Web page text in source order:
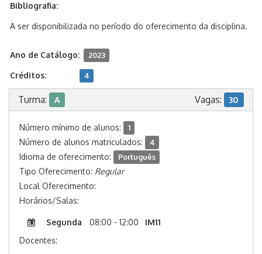
Bibliografia:
A ser disponibilizada no período do oferecimento da disciplina.
Ano de Catálogo: 2023
Créditos: 4
Turma: A Vagas: 30
Número mínimo de alunos: 1
Número de alunos matriculados: 4
Idioma de oferecimento: Português
Tipo Oferecimento: Regular
Local Oferecimento:
Horários/Salas:
Segunda 08:00 - 12:00
IM11
Docentes: